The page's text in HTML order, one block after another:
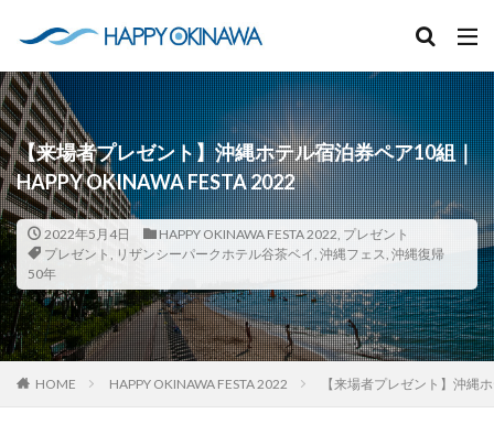
【来場者プレゼント】沖縄ホテル宿泊券ペア10組｜
HAPPY OKINAWA FESTA 2022
2022年5月4日 HAPPY OKINAWA FESTA 2022, プレゼント
プレゼント , リザンシーパークホテル谷茶ベイ, 沖縄フェス, 沖縄復帰
50年
HOME HAPPY OKINAWA FESTA 2022 【来場者プレゼント】沖縄